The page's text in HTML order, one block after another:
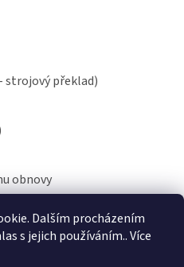
Dalším procházením
s jejich používáním.. Více
strojový překlad)
obnovy